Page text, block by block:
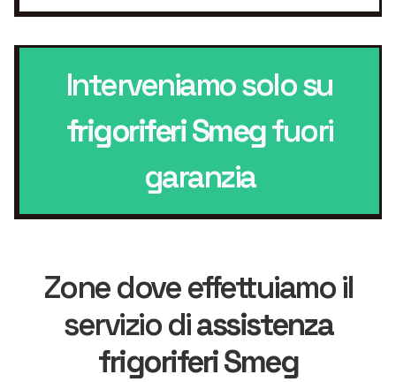
Interveniamo solo su
frigoriferi Smegfuori
garanzia
Zone dove effettuiamo il
servizio diassistenza
frigoriferi Smeg